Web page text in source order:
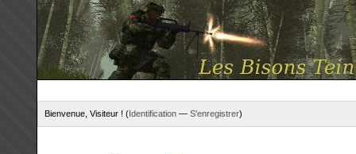
Bienvenue, Visiteur ! (Identification— S'enregistrer)